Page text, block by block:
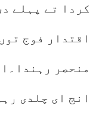
کردا تے پہلے
اقتدار فوج
انج ای چلدی